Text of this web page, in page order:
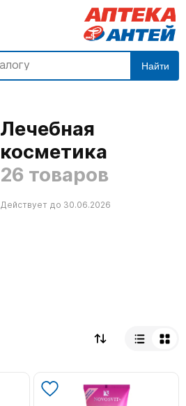
Найти
Лечебная
косметика
26 товаров
Действует до 30.06.2026